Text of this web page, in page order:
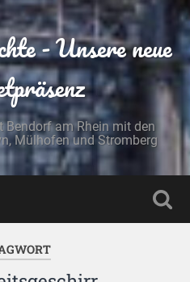
- Unsere neue
Bendorf am Rhein mit den
Mülhofen und Stromberg